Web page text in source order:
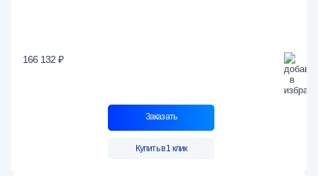
166 132 ₽
Заказать
Купить в 1 клик